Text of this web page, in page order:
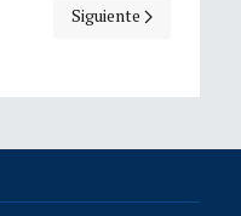
Artículo siguiente:
Siguiente